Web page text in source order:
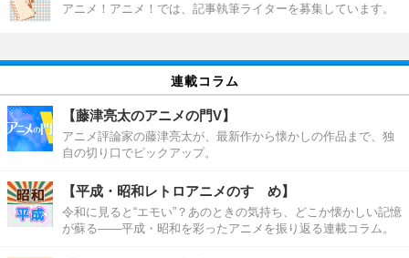
アニメ！アニメ！では、記事執筆ライターを募集しています。
連載コラム
【藤津亮太のアニメの門V】
アニメ評論家の藤津亮太が、最新作から懐かしの作品まで、独
自の切り口でピックアップ。
【平成・昭和レトロアニメのすゝめ】
令和に見ると“エモい”？あのときの気持ち、どこか懐かしい記憶
が蘇る――平成・昭和を彩ったアニメを振り返る連載コラム。